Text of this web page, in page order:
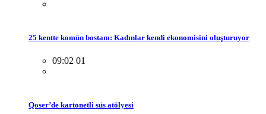
25 kentte komün bostanı: Kadınlar kendi ekonomisini oluşturuyor
09:02 01
Qoser’de kartonetli süs atölyesi